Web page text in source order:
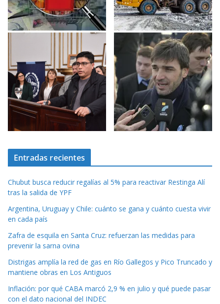
Entradas recientes
Chubut busca reducir regalías al 5% para reactivar Restinga Alí
tras la salida de YPF
Argentina, Uruguay y Chile: cuánto se gana y cuánto cuesta vivir
en cada país
Zafra de esquila en Santa Cruz: refuerzan las medidas para
prevenir la sarna ovina
Distrigas amplía la red de gas en Río Gallegos y Pico Truncado y
mantiene obras en Los Antiguos
Inflación: por qué CABA marcó 2,9 % en julio y qué puede pasar
con el dato nacional del INDEC